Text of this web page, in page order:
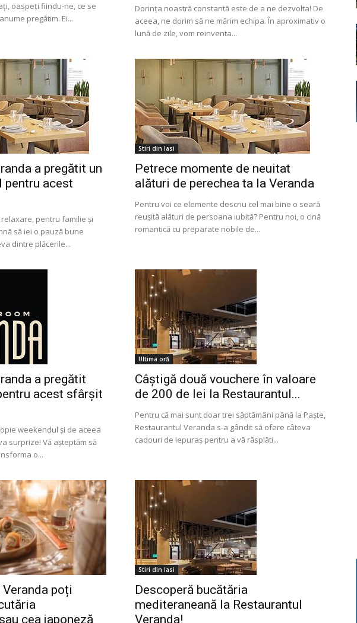
oaspeți fiindu-ne, ce se
pregătim. Ei...
Dorința noastră constantă este de a ne dezvolta! De
aceea, ne dorim să ne mărim echipa. În aproximativ o
lună de zile, vom reinventa...
a pregătit un
pentru acest
pentru familie și
să iei o pauză bune
dintre plăcerile...
Stiri din Iasi
Petrece momente de neuitat
alături de perechea ta la Veranda
Pentru voi ce elemente descriu cel mai bine o seară
reușită alături de persoana iubită? Pentru noi, o cină
romantică cu preparate nobile de...
a pregătit
acest sfârșit
weekendul și de aceea
surprize! Vă așteptăm să
o...
Ultima oră
Câștigă două vouchere în valoare
de 200 de lei la Restaurantul...
Pentru că mai sunt doar trei săptămâni până la Paște,
Restaurantul Veranda s-a gândit să ofere câteva
cadouri de Iepuraș pentru a vă răsplăti...
poți
cea japoneză
Stiri din Iasi
Descoperă bucătăria
mediteraneană la Restaurantul
Veranda!